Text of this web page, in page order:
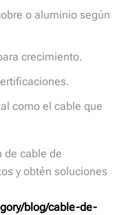
o aluminio según
crecimiento.
como el cable que
de cable de
y obtén soluciones
blog/cable-de-